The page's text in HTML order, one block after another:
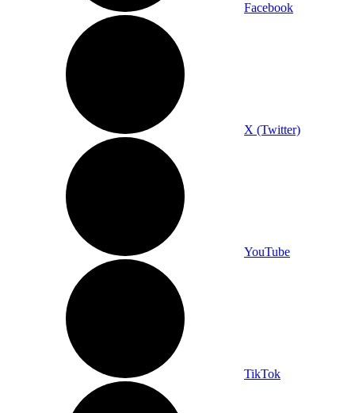
Facebook
X (Twitter)
YouTube
TikTok